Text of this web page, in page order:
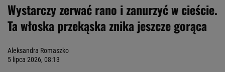
Wystarczy zerwać rano i zanurzyć w cieście.
Ta włoska przekąska znika jeszcze gorąca
Aleksandra Romaszko
5 lipca 2026, 08:13